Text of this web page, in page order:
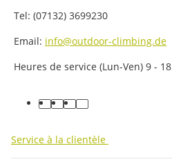
Tel: (07132) 3699230
Email: info@outdoor-climbing.de
Heures de service (Lun-Ven) 9 - 18
facebook
youtube
instagram
tiktok
Service à la clientèle